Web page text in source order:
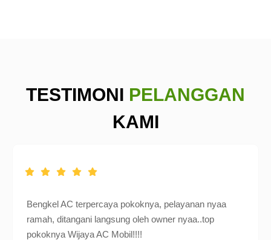
TESTIMONI PELANGGAN
KAMI
Bengkel AC terpercaya pokoknya, pelayanan nyaa
ramah, ditangani langsung oleh owner nyaa..top
pokoknya Wijaya AC Mobil!!!!